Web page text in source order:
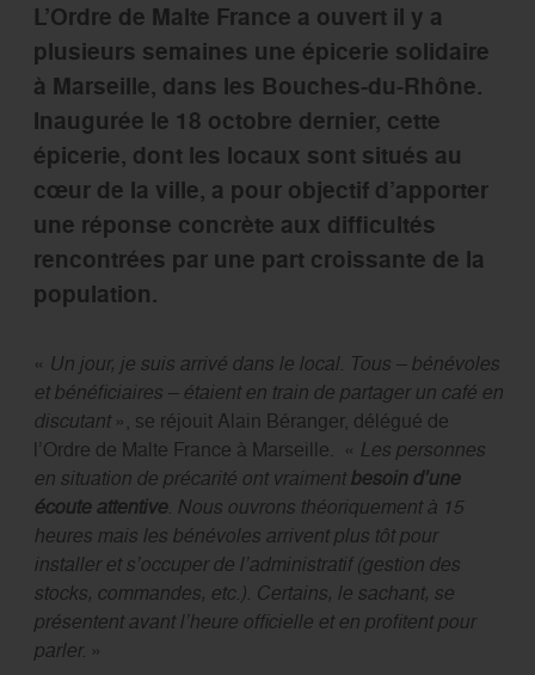
L’Ordre de Malte France a ouvert il y a
plusieurs semaines une épicerie solidaire
à Marseille, dans les Bouches-du-Rhône.
Inaugurée le 18 octobre dernier, cette
épicerie, dont les locaux sont situés au
cœur de la ville, a pour objectif d’apporter
une réponse concrète aux difficultés
rencontrées par une part croissante de la
population.
« Un jour, je suis arrivé dans le local. Tous – bénévoles
et bénéficiaires – étaient en train de partager un café en
discutant», se réjouit Alain Béranger, délégué de
l’Ordre de Malte France à Marseille. « Les personnes
en situation de précarité ont vraimentbesoin d’une
écoute attentive. Nous ouvrons théoriquement à 15
heures mais les bénévoles arrivent plus tôt pour
installer et s’occuper de l’administratif (gestion des
stocks, commandes, etc.). Certains, le sachant, se
présentent avant l’heure officielle et en profitent pour
parler. »